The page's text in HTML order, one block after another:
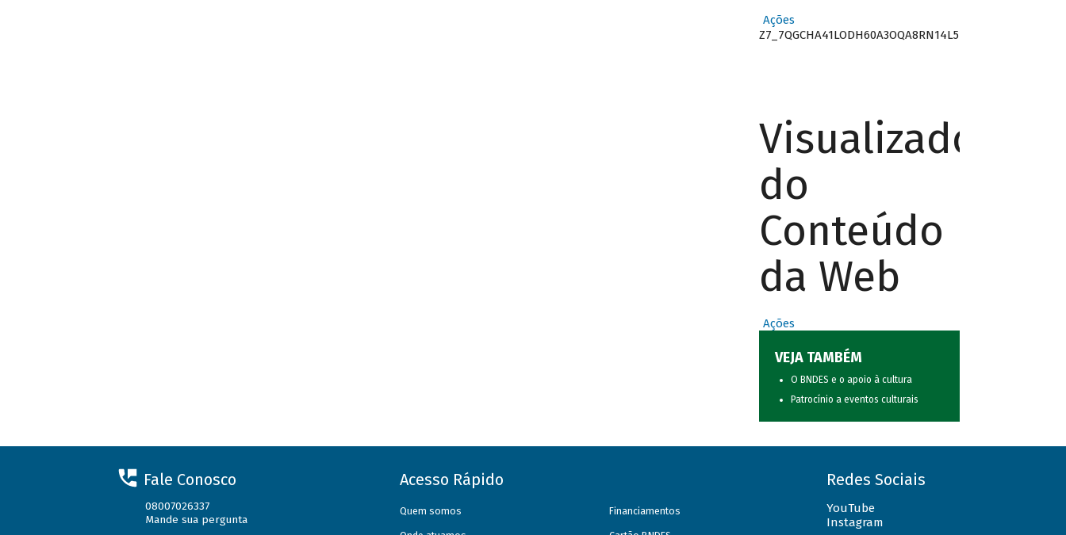
Ações
Z7_7QGCHA41LODH60A3OQA8RN14L5
Visualizador
do
Conteúdo
da Web
Ações
VEJA TAMBÉM
O BNDES e o apoio à cultura
Patrocínio a eventos culturais
Fale Conosco
08007026337
Mande sua pergunta
Acesso Rápido
Quem somos Financiamentos
Redes Sociais
YouTube
Instagram